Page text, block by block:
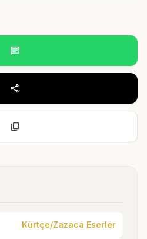
chat
share
content_copy
Kürtçe/Zazaca Eserler